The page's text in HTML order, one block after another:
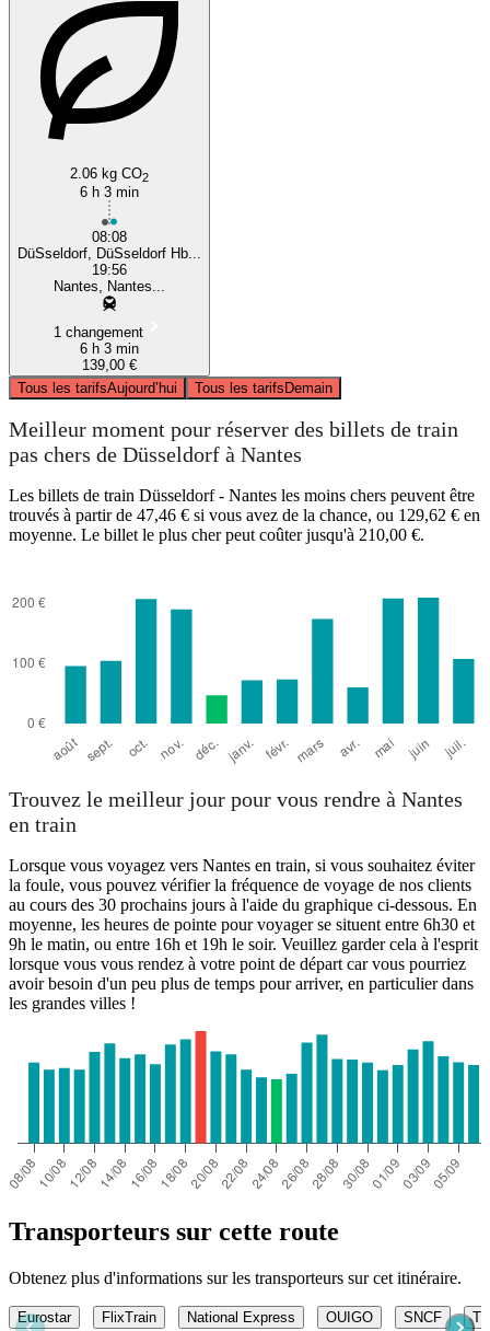
2.06 kg CO2
6 h 3 min
08:08
DüSseldorf, DüSseldorf Hb...
19:56
Nantes, Nantes...
1 changement
6 h 3 min
139,00 €
Tous les tarifsAujourd’hui Tous les tarifsDemain
Meilleur moment pour réserver des billets de train
pas chers de Düsseldorf à Nantes
Les billets de train Düsseldorf - Nantes les moins chers peuvent être
trouvés à partir de 47,46 € si vous avez de la chance, ou 129,62 € en
moyenne. Le billet le plus cher peut coûter jusqu'à 210,00 €.
Trouvez le meilleur jour pour vous rendre à Nantes
en train
Lorsque vous voyagez vers Nantes en train, si vous souhaitez éviter
la foule, vous pouvez vérifier la fréquence de voyage de nos clients
au cours des 30 prochains jours à l'aide du graphique ci-dessous. En
moyenne, les heures de pointe pour voyager se situent entre 6h30 et
9h le matin, ou entre 16h et 19h le soir. Veuillez garder cela à l'esprit
lorsque vous vous rendez à votre point de départ car vous pourriez
avoir besoin d'un peu plus de temps pour arriver, en particulier dans
les grandes villes !
Transporteurs sur cette route
Obtenez plus d'informations sur les transporteurs sur cet itinéraire.
Eurostar FlixTrain National Express OUIGO SNCF